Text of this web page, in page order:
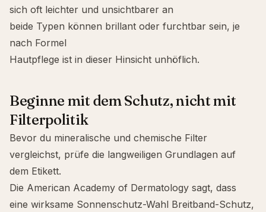
sich oft leichter und unsichtbarer an
beide Typen können brillant oder furchtbar sein, je
nach Formel
Hautpflege ist in dieser Hinsicht unhöflich.
Beginne mit dem Schutz, nicht mit
Filterpolitik
Bevor du mineralische und chemische Filter
vergleichst, prüfe die langweiligen Grundlagen auf
dem Etikett.
Die American Academy of Dermatology sagt, dass
eine wirksame Sonnenschutz-Wahl Breitband-Schutz,